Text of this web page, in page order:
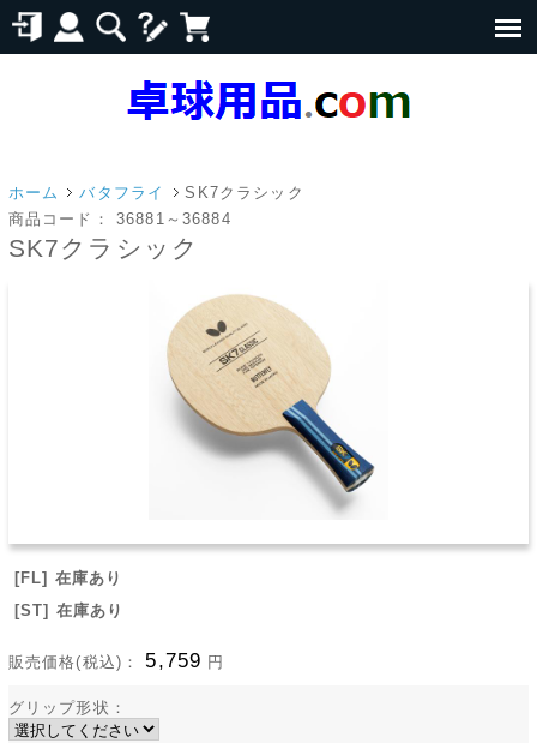
ホーム バタフライ
SK7クラシック
商品コード：
36881～36884
SK7クラシック
[FL] 在庫あり
[ST] 在庫あり
販売価格(税込)： 5,759 円
グリップ形状：